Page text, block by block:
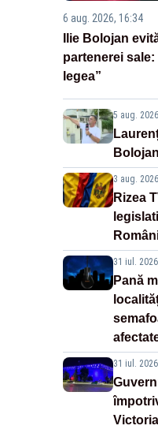
6 aug. 2026, 16:34
Ilie Bolojan
partenerei
legea”
5 aug.
Bolojan
3 aug.
Rizea
31 iul.
Pană
31 iul.